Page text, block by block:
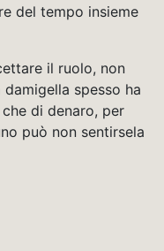
del tempo insieme
il ruolo, non
spesso ha
di denaro, per
può non sentirsela